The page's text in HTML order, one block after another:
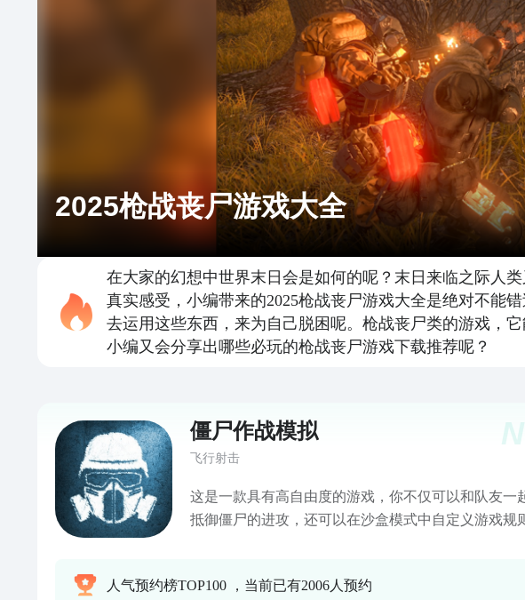
2025枪战丧尸游戏大全
在大家的幻想中世界末日会是如何的呢？末日来临之际人
真实感受，小编带来的2025枪战丧尸游戏大全是绝对不能
去运用这些东西，来为自己脱困呢。枪战丧尸类的游戏，
小编又会分享出哪些必玩的枪战丧尸游戏下载推荐呢？
僵尸作战模拟
飞行射击
这是一款具有高自由度的游戏，你不仅可以和队友一
抵御僵尸的进攻，还可以在沙盒模式中自定义游戏规
伤害抗性，生命值，移动速度以及一些AI特性等等；
人气预约榜TOP100 ，当前已有2006人预约